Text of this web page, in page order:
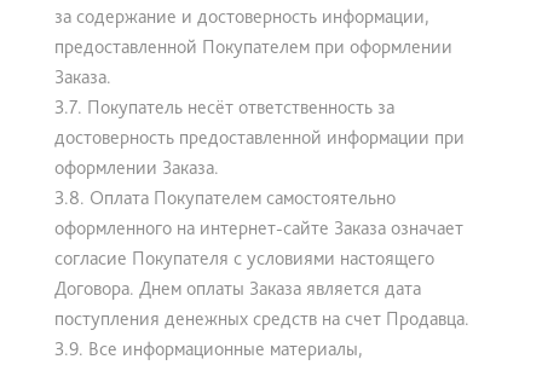
за содержание и достоверность информации,
предоставленной Покупателем при оформлении
Заказа.
3.7. Покупатель несёт ответственность за
достоверность предоставленной информации при
оформлении Заказа.
3.8. Оплата Покупателем самостоятельно
оформленного на интернет-сайте Заказа означает
согласие Покупателя с условиями настоящего
Договора. Днем оплаты Заказа является дата
поступления денежных средств на счет Продавца.
3.9. Все информационные материалы,